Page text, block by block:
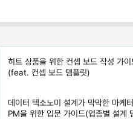
히트 상품을 위한 컨셉 보드 작성 가이
(feat. 컨셉 보드 템플릿)
데이터 텍소노미 설계가 막막한 마케터,
PM을 위한 입문 가이드(업종별 설계